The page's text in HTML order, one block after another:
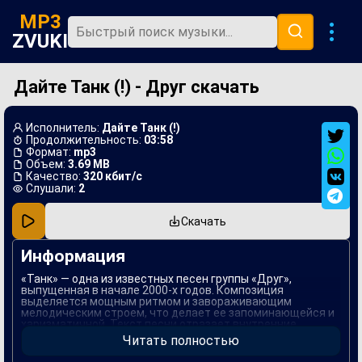
MP3
ZVUKI
Главная
Популярная
В машину
Музыка 80х
Ремиксы
Дайте Танк (!) - Друг скачать
Исполнитель: Дайте Танк (!)
Продолжительность: 03:58
Формат: mp3
Объем: 3.69 MB
Качество: 320 кбит/с
Слушали: 2
Скачать
Информация
«Танк» — одна из известных песен группы «Друг»,
выпущенная в начале 2000-х годов. Композиция
выделяется мощным ритмом и завораживающим
мелодическим строем, что делает ее запоминающейся и
харизматичной. Текст песни отразает внутренние
конфликты и стремления человека, приглашая
слушателей задуматься о своих собственных
Читать полностью